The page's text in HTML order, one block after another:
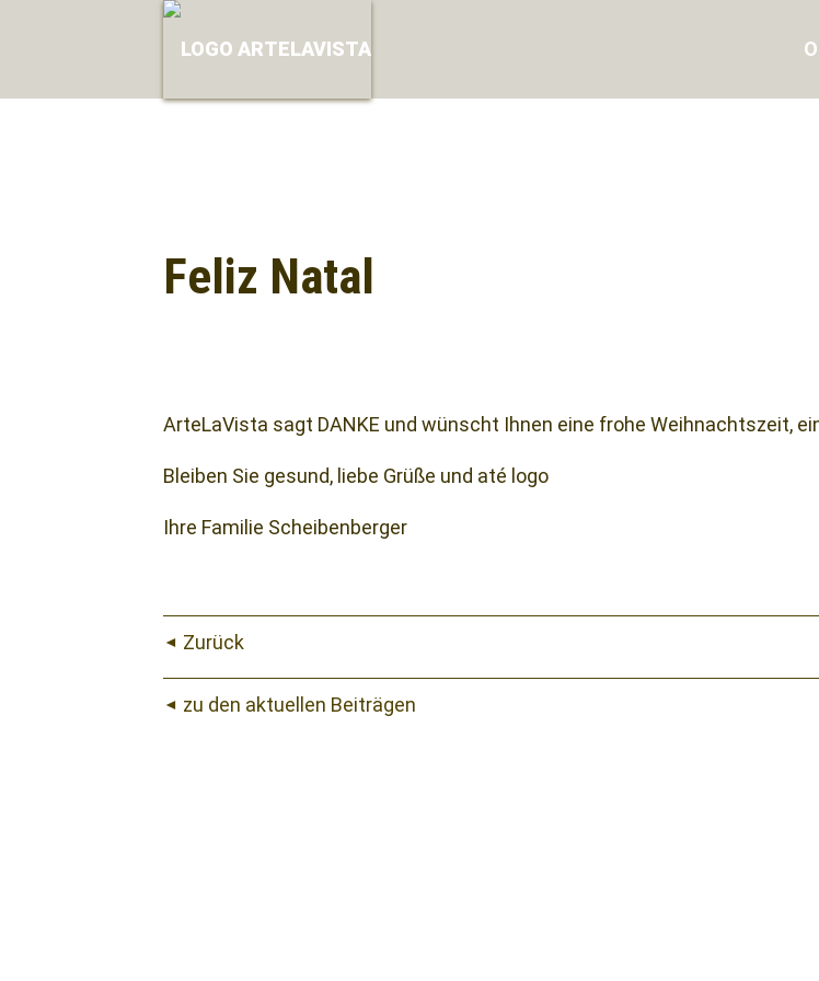
Feliz Natal
ArteLaVista sagt DANKE und wünscht Ihnen eine frohe Weihnachtszeit,
Bleiben Sie gesund, liebe Grüße und até logo
Ihre Familie Scheibenberger
Zurück
zu den aktuellen Beiträgen